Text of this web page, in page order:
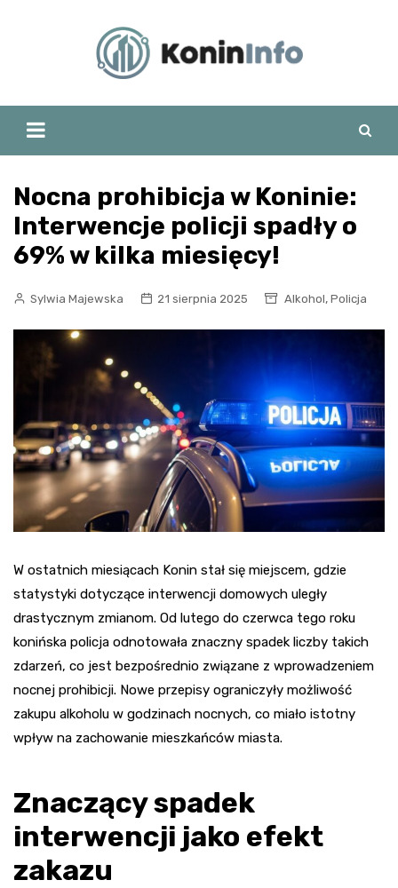
Nocna prohibicja w Koninie:
Interwencje policji spadły o
69% w kilka miesięcy!
Sylwia Majewska 21 sierpnia 2025 Alkohol, Policja
W ostatnich miesiącach Konin stał się miejscem, gdzie
statystyki dotyczące interwencji domowych uległy
drastycznym zmianom. Od lutego do czerwca tego roku
konińska policja odnotowała znaczny spadek liczby takich
zdarzeń, co jest bezpośrednio związane z wprowadzeniem
nocnej prohibicji. Nowe przepisy ograniczyły możliwość
zakupu alkoholu w godzinach nocnych, co miało istotny
wpływ na zachowanie mieszkańców miasta.
Znaczący spadek
interwencji jako efekt
zakazu